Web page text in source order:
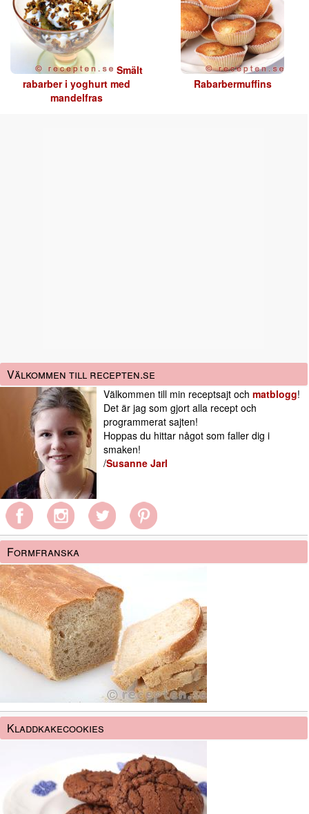
Smält
rabarber i yoghurt med
mandelfras
Rabarbermuffins
Välkommen till recepten.se
Välkommen till min receptsajt och matblogg!
Det är jag som gjort alla recept och
programmerat sajten!
Hoppas du hittar något som faller dig i
smaken!
/Susanne Jarl
Formfranska
Kladdkakecookies